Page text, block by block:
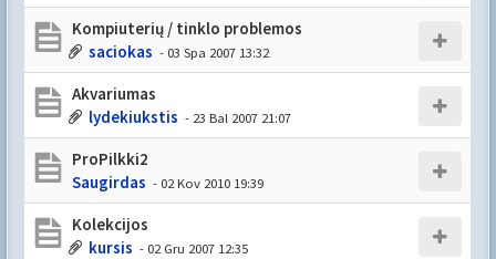
Kompiuterių / tinklo problemos
saciokas - 03 Spa 2007 13:32
Akvariumas
lydekiukstis - 23 Bal 2007 21:07
ProPilkki2
Saugirdas - 02 Kov 2010 19:39
Kolekcijos
kursis - 02 Gru 2007 12:35